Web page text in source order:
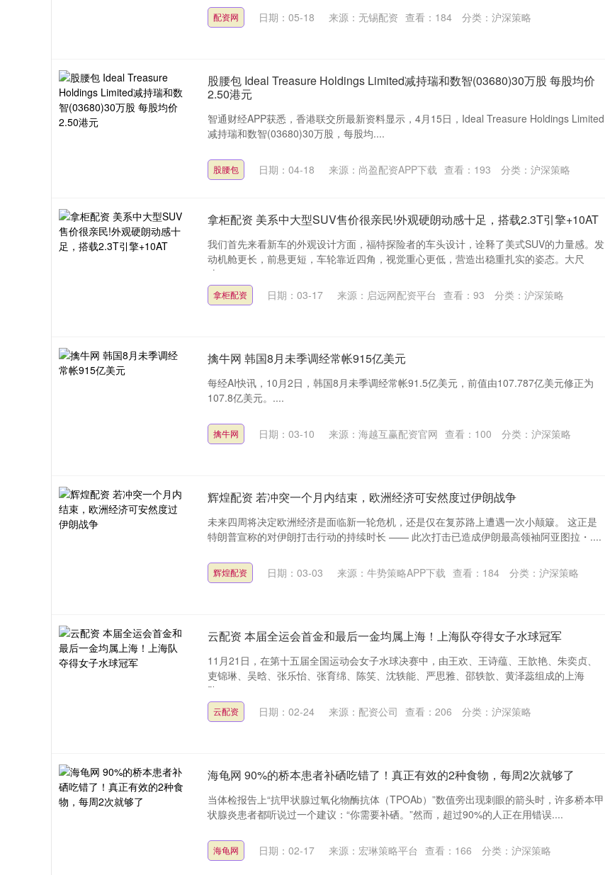
配资网 日期：05-18 来源：无锡配资 查看： 184 分类： 沪深策略
股腰包 Ideal Treasure Holdings Limited减持瑞和数智(03680)30万股 每股均价
2.50港元
智通财经APP获悉，香港联交所最新资料显示，4月15日，Ideal Treasure Holdings Limited
减持瑞和数智(03680)30万股，每股均....
股腰包 日期：04-18 来源：尚盈配资APP下载 查看： 193 分类： 沪深策略
拿柜配资 美系中大型SUV售价很亲民!外观硬朗动感十足，搭载2.3T引擎+10AT
我们首先来看新车的外观设计方面，福特探险者的车头设计，诠释了美式SUV的力量感。发
动机舱更长，前悬更短，车轮靠近四角，视觉重心更低，营造出稳重扎实的姿态。大尺
寸....
拿柜配资 日期：03-17 来源：启远网配资平台 查看： 93 分类： 沪深策略
擒牛网 韩国8月未季调经常帐915亿美元
每经AI快讯，10月2日，韩国8月未季调经常帐91.5亿美元，前值由107.787亿美元修正为
107.8亿美元。....
擒牛网 日期：03-10 来源：海越互赢配资官网 查看： 100 分类： 沪深策略
辉煌配资 若冲突一个月内结束，欧洲经济可安然度过伊朗战争
未来四周将决定欧洲经济是面临新一轮危机，还是仅在复苏路上遭遇一次小颠簸。 这正是
特朗普宣称的对伊朗打击行动的持续时长 —— 此次打击已造成伊朗最高领袖阿亚图拉・....
辉煌配资 日期：03-03 来源：牛势策略APP下载 查看： 184 分类： 沪深策略
云配资 本届全运会首金和最后一金均属上海！上海队夺得女子水球冠军
11月21日，在第十五届全国运动会女子水球决赛中，由王欢、王诗蕴、王歆艳、朱奕贞、
吏锦琳、吴晗、张乐怡、张育绵、陈笑、沈轶能、严思雅、邵轶歆、黄泽蕊组成的上海
队....
云配资 日期：02-24 来源：配资公司 查看： 206 分类： 沪深策略
海龟网 90%的桥本患者补硒吃错了！真正有效的2种食物，每周2次就够了
当体检报告上“抗甲状腺过氧化物酶抗体（TPOAb）”数值旁出现刺眼的箭头时，许多桥本甲
状腺炎患者都听说过一个建议：“你需要补硒。”然而，超过90%的人正在用错误....
海龟网 日期：02-17 来源：宏琳策略平台 查看： 166 分类： 沪深策略